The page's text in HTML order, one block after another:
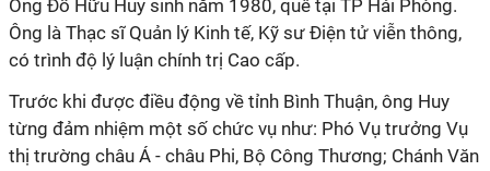
Ông Đỗ Hữu Huy sinh năm 1980, quê tại TP Hải Phòng.
Ông là Thạc sĩ Quản lý Kinh tế, Kỹ sư Điện tử viễn thông,
có trình độ lý luận chính trị Cao cấp.
Trước khi được điều động về tỉnh Bình Thuận, ông Huy
từng đảm nhiệm một số chức vụ như: Phó Vụ trưởng Vụ
thị trường châu Á - châu Phi, Bộ Công Thương; Chánh Văn